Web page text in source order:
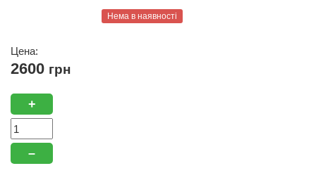
Нема в наявності
Цена:
2600 грн
+
–